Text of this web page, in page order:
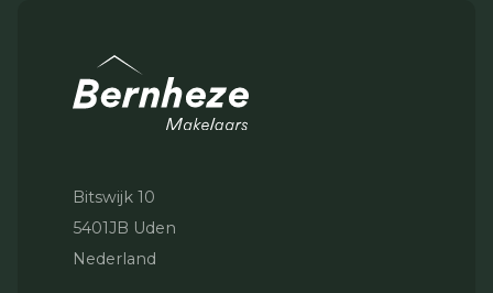
Bitswijk 10
5401JB Uden
Nederland